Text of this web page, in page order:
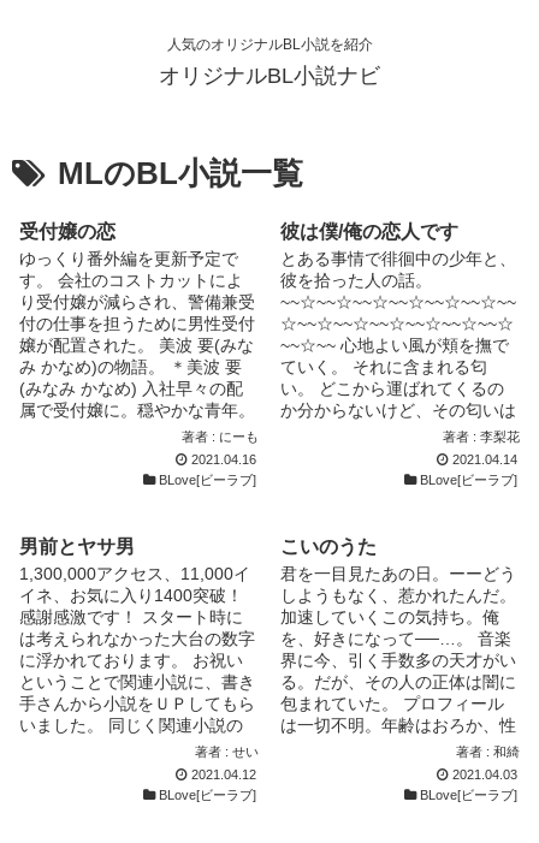
人気のオリジナルBL小説を紹介
オリジナルBL小説ナビ
MLのBL小説一覧
受付嬢の恋
ゆっくり番外編を更新予定で
す。 会社のコストカットによ
り受付嬢が減らされ、警備兼受
付の仕事を担うために男性受付
嬢が配置された。 美波 要(みな
み かなめ)の物語。 ＊美波 要
(みなみ かなめ) 入社早々の配
属で受付嬢に。穏やかな青年。
過呼吸になりやすい体質。 ＊
岡田 樹(おかだ いつき) 企業営
業部。出世頭で次長。 要のこ
つ先輩。受付嬢。明るくてさっ
ぱりした性格。要のことをいつ
も気にかけてくれている。 ＊
白鳥 映司(しらとり えいじ) 公
認会計士。 お気に入り、コメ
ント、イイネとても嬉しいで
す！ありがとうございます！
著者 : にーも
2021.04.16
BLove[ビーラブ]
彼は僕/俺の恋人です
とある事情で徘徊中の少年と、
彼を拾った人の話。
~~☆~~☆~~☆~~☆~~☆~~☆~~
☆~~☆~~☆~~☆~~☆~~☆~~☆
~~☆~~ 心地よい風が頬を撫で
ていく。 それに含まれる匂
い。 どこから運ばれてくるの
か分からないけど、その匂いは
俺の胸を掻き立てる。 焦燥感
すら感じさせる、その匂いをた
どって俺は足を早める。 で
からないみたいだ。 だけど、
俺に進む方向を教えてくれる。
だけど、俺は知らない。 その
先に何があるのか、そして、こ
の匂いは俺をどこに連れて行く
のかを。
~~☆~~☆~~☆~~☆~~☆~~☆~~
☆~~☆~~☆~~☆~~☆~~☆~~☆
~~☆~~ 〈登場人物〉 アル
（♂） 物語の始まりでは未成
年。 ミカ（♂） アルを拾った
時は３０代前半。 ジル（♀）
ミカより年上。 初めてBL書き
著者 : 李梨花
2021.04.14
BLove[ビーラブ]
男前とヤサ男
1,300,000アクセス、11,000イ
イネ、お気に入り1400突破！
感謝感激です！ スタート時に
は考えられなかった大台の数字
に浮かれております。 お祝い
ということで関連小説に、書き
手さんから小説をＵＰしてもら
いました。 同じく関連小説の
「リクエスト編」は読者さんか
らのリクエストにお応えしてお
ります。本編にはなかったエピ
著者 : せい
2021.04.12
BLove[ビーラブ]
こいのうた
君を一目見たあの日。ーーどう
しようもなく、惹かれたんだ。
加速していくこの気持ち。俺
を、好きになって──…。 音楽
界に今、引く手数多の天才がい
る。だが、その人の正体は闇に
包まれていた。 プロフィール
は一切不明。年齢はおろか、性
別さえも分からない。 唯一公
開されているのは、名前だけ。
¨KANADE¨ ※１ページ内の文字
著者 : 和綺
2021.04.03
BLove[ビーラブ]